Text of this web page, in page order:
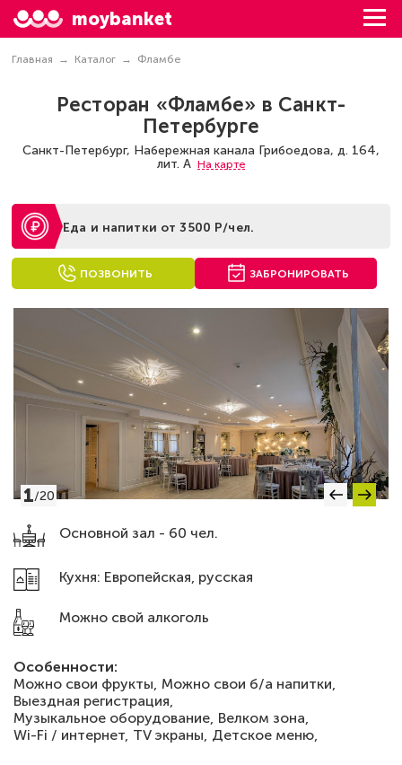
moybanket
Главная Каталог Фламбе
Ресторан «Фламбе» в Санкт-
Петербурге
Санкт-Петербург, ​Набережная канала Грибоедова, д. 164,
лит. А На карте
Еда и напитки от 3500 Р/чел.
ПОЗВОНИТЬ ЗАБРОНИРОВАТЬ
Основной зал - 60 чел.
Кухня: Европейская, русская
Можно свой алкоголь
Особенности:
Можно свои фрукты, Можно свои б/а напитки,
Выездная регистрация,
Музыкальное оборудование, Велком зона,
Wi-Fi / интернет, TV экраны, Детское меню,
1/20